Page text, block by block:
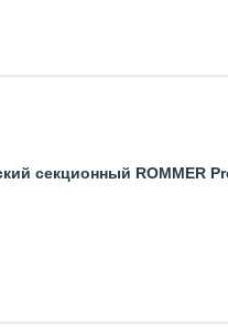
секционный ROMMER